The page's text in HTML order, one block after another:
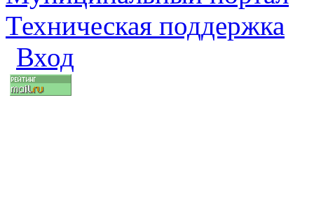
Техническая поддержка
Вход